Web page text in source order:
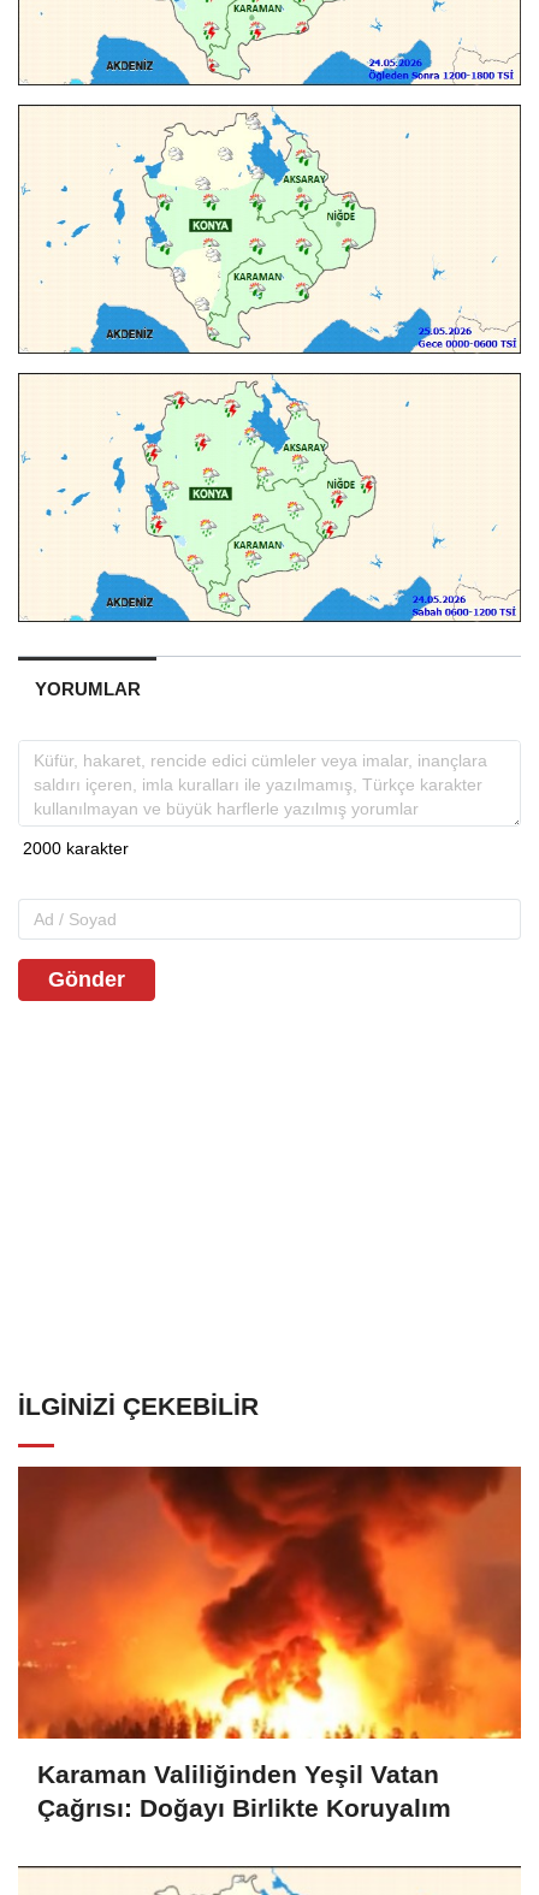
YORUMLAR
Gönder
İLGINIZI ÇEKEBILIR
Karaman Valiliğinden Yeşil Vatan
Çağrısı: Doğayı Birlikte Koruyalım